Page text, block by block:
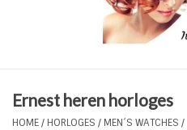
Plus Size Sieraden
Ernest heren horloges
HOME/ HORLOGES / MEN´S WATCHES /